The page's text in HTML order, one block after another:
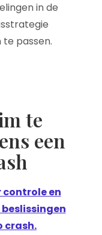
in de
passen.
te
een
controle en
crash.